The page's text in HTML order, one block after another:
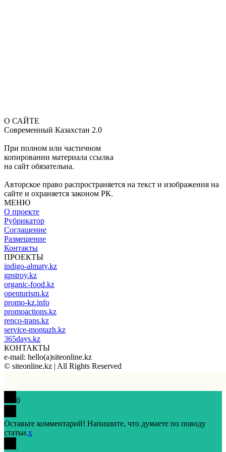
О САЙТЕ
Современный Казахстан 2.0
При полном или частичном
копировании материала ссылка
на сайт обязательна.
Авторское право распространяется на текст и изображения на
сайте и охраняется законом РК.
МЕНЮ
О проекте
Рубрикатор
Соглашение
Размещение
Контакты
ПРОЕКТЫ
indigo-almaty.kz
gpstroy.kz
organic-food.kz
openturism.kz
promo-kz.info
promoactions.kz
renco-trans.kz
service-montazh.kz
365days.kz
КОНТАКТЫ
e-mail: hello(a)siteonline.kz
© siteonline.kz | All Rights Reserved
0
Оставьте комментарий! Напишите, что думаете по поводу
статьи.x